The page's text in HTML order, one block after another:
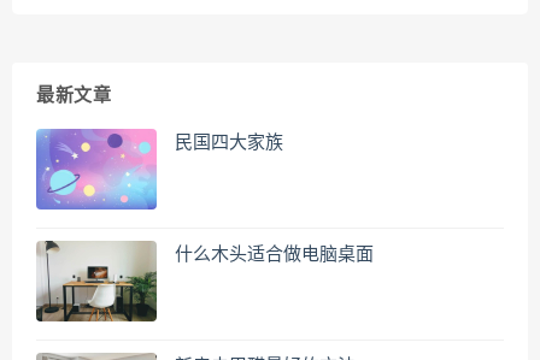
最新文章
民国四大家族
什么木头适合做电脑桌面